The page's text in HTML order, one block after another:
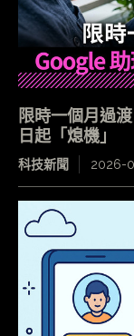
限時一個月過
日起「熄機」
科技新聞 2026-